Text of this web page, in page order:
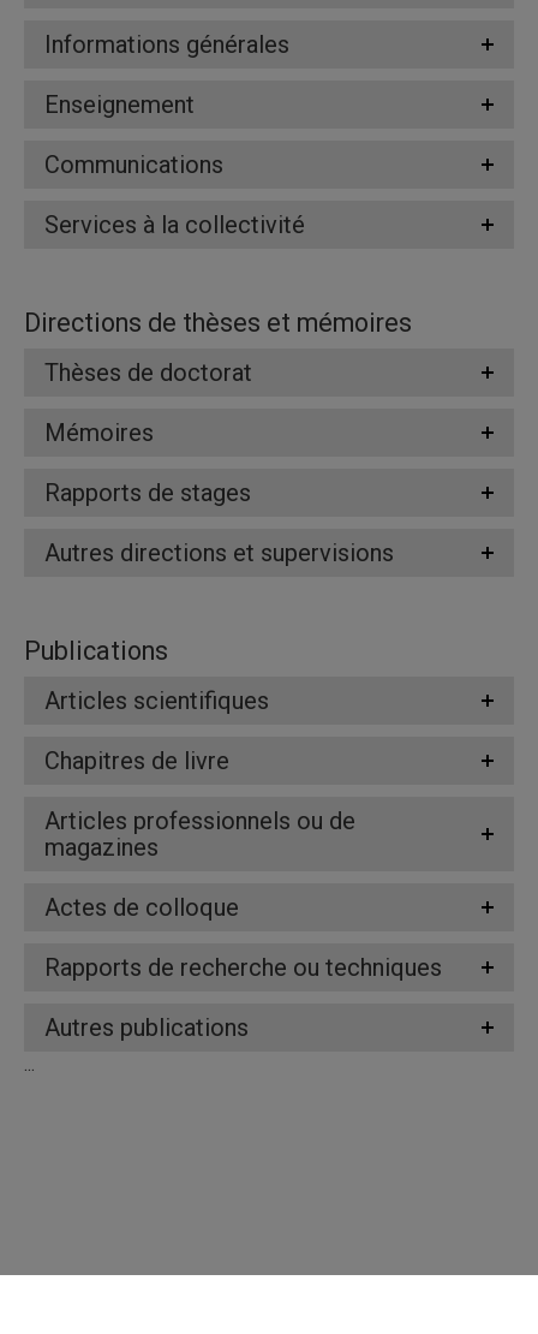
Informations générales
Enseignement
Communications
Services à la collectivité
Directions de thèses et mémoires
Thèses de doctorat
Mémoires
Rapports de stages
Autres directions et supervisions
Publications
Articles scientifiques
Chapitres de livre
Articles professionnels ou de
magazines
Actes de colloque
Rapports de recherche ou techniques
Autres publications
...